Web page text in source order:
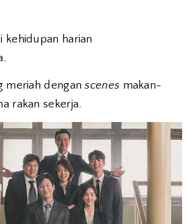
kehidupan harian
meriah denganscenes makan-
rakan sekerja.